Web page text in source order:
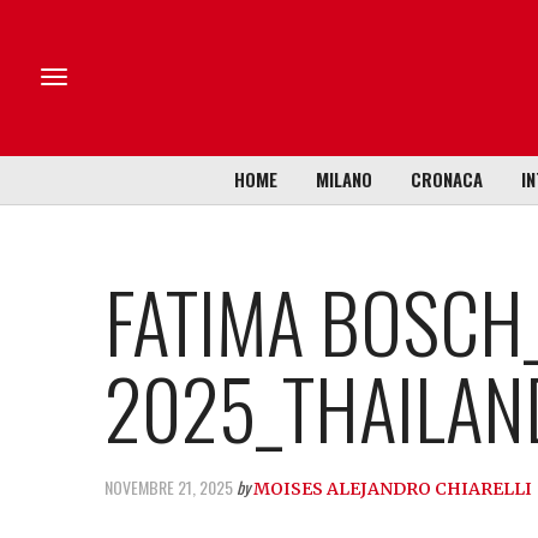
HOME MILANO CRONACA
FATIMA
NOVEMBRE 21, 2025byMOISES ALEJANDRO CHIARELLI